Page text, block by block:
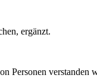
ergänzt.
Personen